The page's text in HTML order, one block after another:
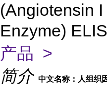
(Angiotensin
Enzyme)
产品 >
简介 中文名称：人组织